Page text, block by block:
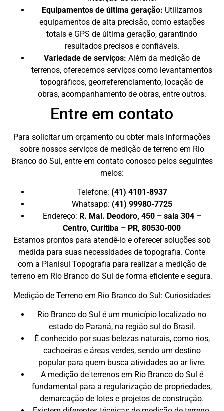
Equipamentos de última geração: Utilizamos
equipamentos de alta precisão, como estações
totais e GPS de última geração, garantindo
resultados precisos e confiáveis.
Variedade de serviços: Além da medição de
terrenos, oferecemos serviços como levantamentos
topográficos, georreferenciamento, locação de
obras, acompanhamento de obras, entre outros.
Entre em contato
Para solicitar um orçamento ou obter mais informações
sobre nossos serviços de medição de terreno em Rio
Branco do Sul, entre em contato conosco pelos seguintes
meios:
Telefone: (41) 4101-8937
Whatsapp: (41) 99980-7725
Endereço: R. Mal. Deodoro, 450 – sala 304 –
Centro, Curitiba – PR, 80530-000
Estamos prontos para atendê-lo e oferecer soluções sob
medida para suas necessidades de topografia. Conte
com a Planisul Topografia para realizar a medição de
terreno em Rio Branco do Sul de forma eficiente e segura.
Medição de Terreno em Rio Branco do Sul: Curiosidades
Rio Branco do Sul é um município localizado no
estado do Paraná, na região sul do Brasil.
É conhecido por suas belezas naturais, como rios,
cachoeiras e áreas verdes, sendo um destino
popular para quem busca atividades ao ar livre.
A medição de terrenos em Rio Branco do Sul é
fundamental para a regularização de propriedades,
demarcação de lotes e projetos de construção.